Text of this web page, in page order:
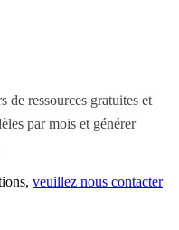
de ressources gratuites et
par mois et générer
veuillez nous contacter